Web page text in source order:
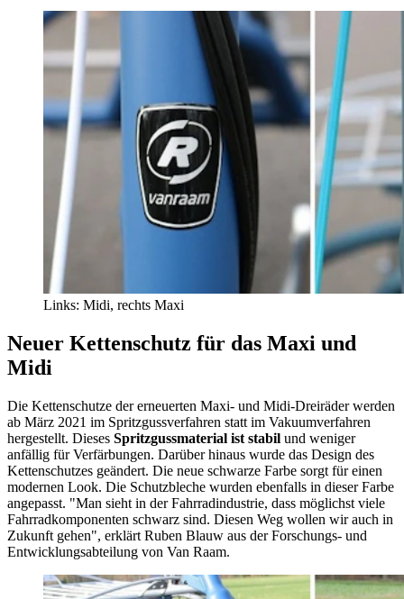
Links: Midi, rechts Maxi
Neuer Kettenschutz für das Maxi und
Midi
Die Kettenschutze der erneuerten Maxi- und Midi-Dreiräder werden
ab März 2021 im Spritzgussverfahren statt im Vakuumverfahren
hergestellt. Dieses Spritzgussmaterial ist stabil und weniger
anfällig für Verfärbungen. Darüber hinaus wurde das Design des
Kettenschutzes geändert. Die neue schwarze Farbe sorgt für einen
modernen Look. Die Schutzbleche wurden ebenfalls in dieser Farbe
angepasst. "Man sieht in der Fahrradindustrie, dass möglichst viele
Fahrradkomponenten schwarz sind. Diesen Weg wollen wir auch in
Zukunft gehen", erklärt Ruben Blauw aus der Forschungs- und
Entwicklungsabteilung von Van Raam.